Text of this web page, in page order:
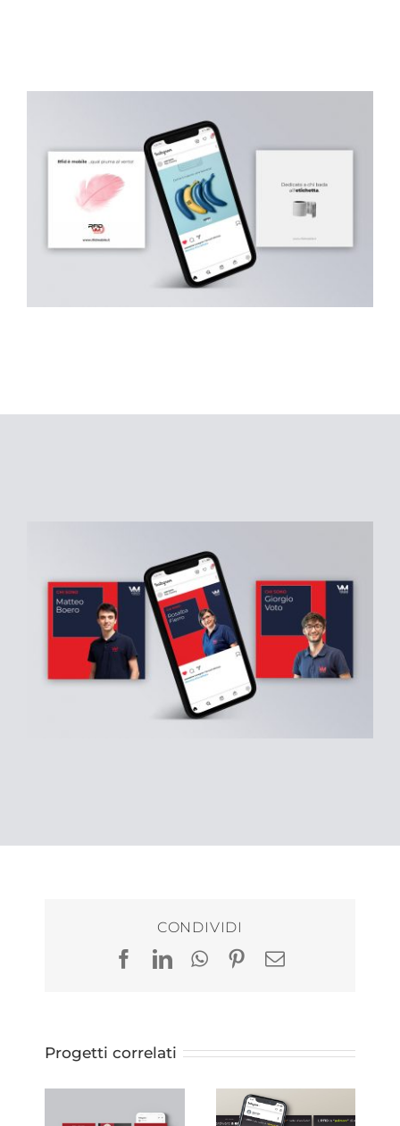
CONDIVIDI
FacebookLinkedIn
WhatsApp
Pinterest
Email
Progetti correlati